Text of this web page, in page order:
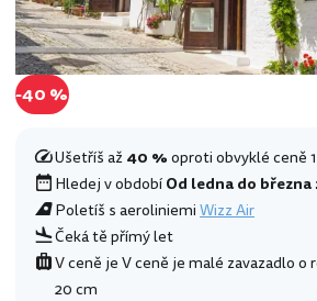
-40 %
Ušetříš až40 %oproti obvyklé ceně
Hledej v obdobíOd ledna do března
Poletíš s aeroliniemiWizz Air
Čeká tě přímý let
V ceně je V ceně je malé zavazadlo o
20 cm